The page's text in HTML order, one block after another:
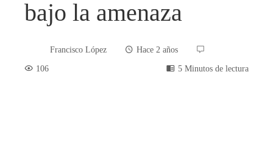
bajo la amenaza
Francisco López
Hace 2 años
106
5 Minutos de lectura